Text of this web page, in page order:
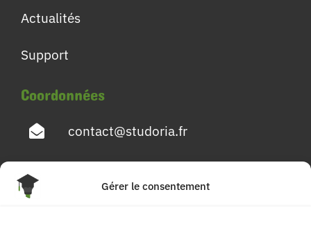
Gérer le consentement
Actualités
Support
Coordonnées
contact@studoria.fr
4 Rue Georges Pompidou